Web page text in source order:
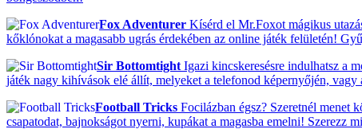
Fox Adventurer Kísérd el Mr.Foxot mágikus
kőklónokat a magasabb ugrás érdekében az online játék felületén!
Sir Bottomtight Igazi kincskeresésre indulhatsz a
játék nagy kihívások elé állít, melyeket a telefonod képernyőjén,
Football Tricks Focilázban égsz? Szeretnél
csapatodat, bajnokságot nyerni, kupákat a magasba emelni! Szerezz